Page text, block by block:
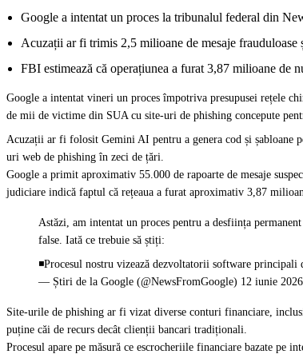
Google a intentat un proces la tribunalul federal din
Acuzații ar fi trimis 2,5 milioane de mesaje
FBI estimează că operațiunea a furat 3,87 milioane de
Google a intentat vineri un proces împotriva presupusei rețele
de mii de victime din SUA cu site-uri de phishing concepute
Acuzații ar fi folosit Gemini AI pentru a genera cod și șabloane
uri web de phishing în zeci de țări.
Google a primit aproximativ 55.000 de rapoarte de mesaje
judiciare indică faptul că rețeaua a furat aproximativ 3,87
Astăzi, am intentat un proces pentru a desființa
false. Iată ce trebuie să știți:
◾Procesul nostru vizează dezvoltatorii software
— Știri de la Google (@NewsFromGoogle) 12 iunie 2026
Site-urile de phishing ar fi vizat diverse conturi financiare,
puține căi de recurs decât clienții bancari tradiționali.
Procesul apare pe măsură ce escrocheriile financiare bazate